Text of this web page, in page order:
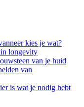
kies je wat?
longevity
van je huid
van
is wat je nodig hebt